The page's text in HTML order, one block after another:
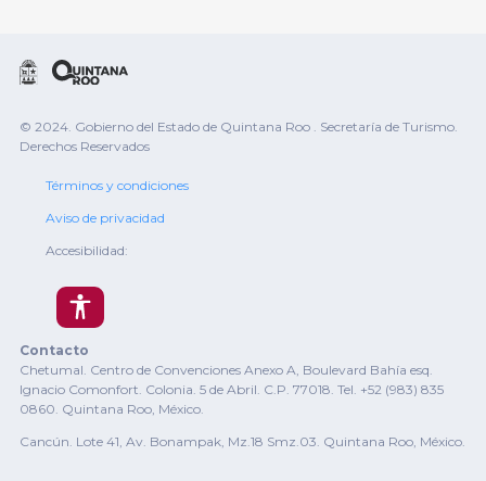
© 2024. Gobierno del Estado de Quintana Roo . Secretaría de Turismo.
Derechos Reservados
Términos y condiciones
Aviso de privacidad
Accesibilidad:
Contacto
Chetumal. Centro de Convenciones Anexo A, Boulevard Bahía esq.
Ignacio Comonfort. Colonia. 5 de Abril. C.P. 77018. Tel. +52 (983) 835
0860. Quintana Roo, México.
Cancún. Lote 41, Av. Bonampak, Mz.18 Smz.03. Quintana Roo, México.